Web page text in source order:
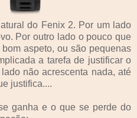
do Fenix 2. Por um lado
Por outro lado o pouco que
aspeto, ou são pequenas
a tarefa de justificar o
não acrescenta nada, até
justifica....
ganha e o que se perde do